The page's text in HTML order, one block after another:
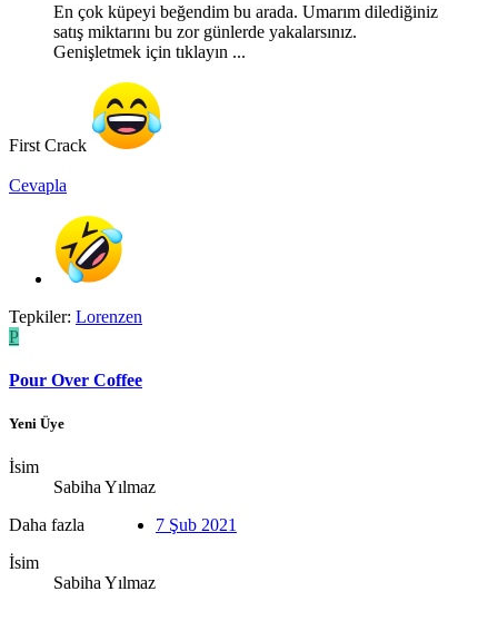
En çok küpeyi beğendim bu arada. Umarım dilediğiniz
satış miktarını bu zor günlerde yakalarsınız.
Genişletmek için tıklayın ...
First Crack
Cevapla
Tepkiler: Lorenzen
P
Pour Over Coffee
Yeni Üye
İsim
Sabiha Yılmaz
Daha fazla
İsim
Sabiha Yılmaz
7 Şub 2021